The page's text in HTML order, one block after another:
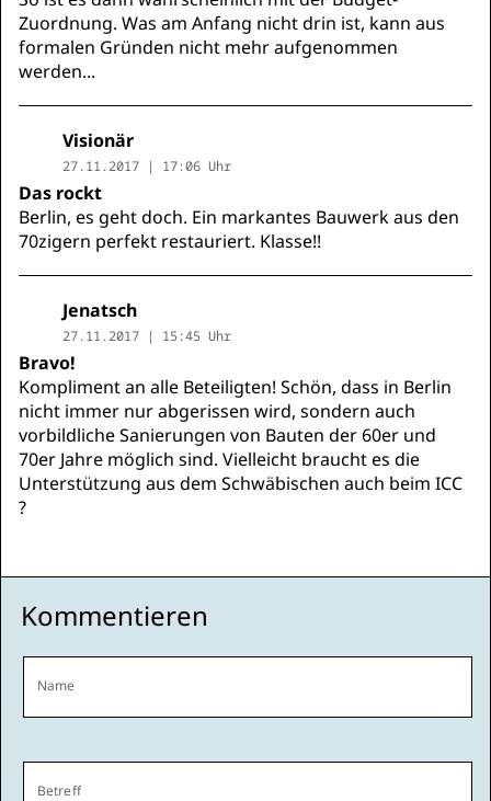
Zuordnung. Was am Anfang nicht drin ist, kann aus
formalen Gründen nicht mehr aufgenommen
werden...
Visionär
27.11.2017 | 17:06 Uhr
Das rockt
Berlin, es geht doch. Ein markantes Bauwerk aus den
70zigern perfekt restauriert. Klasse!!
Jenatsch
27.11.2017 | 15:45 Uhr
Bravo!
Kompliment an alle Beteiligten! Schön, dass in Berlin
nicht immer nur abgerissen wird, sondern auch
vorbildliche Sanierungen von Bauten der 60er und
70er Jahre möglich sind. Vielleicht braucht es die
Unterstützung aus dem Schwäbischen auch beim ICC
?
Kommentieren
Name
Betreff